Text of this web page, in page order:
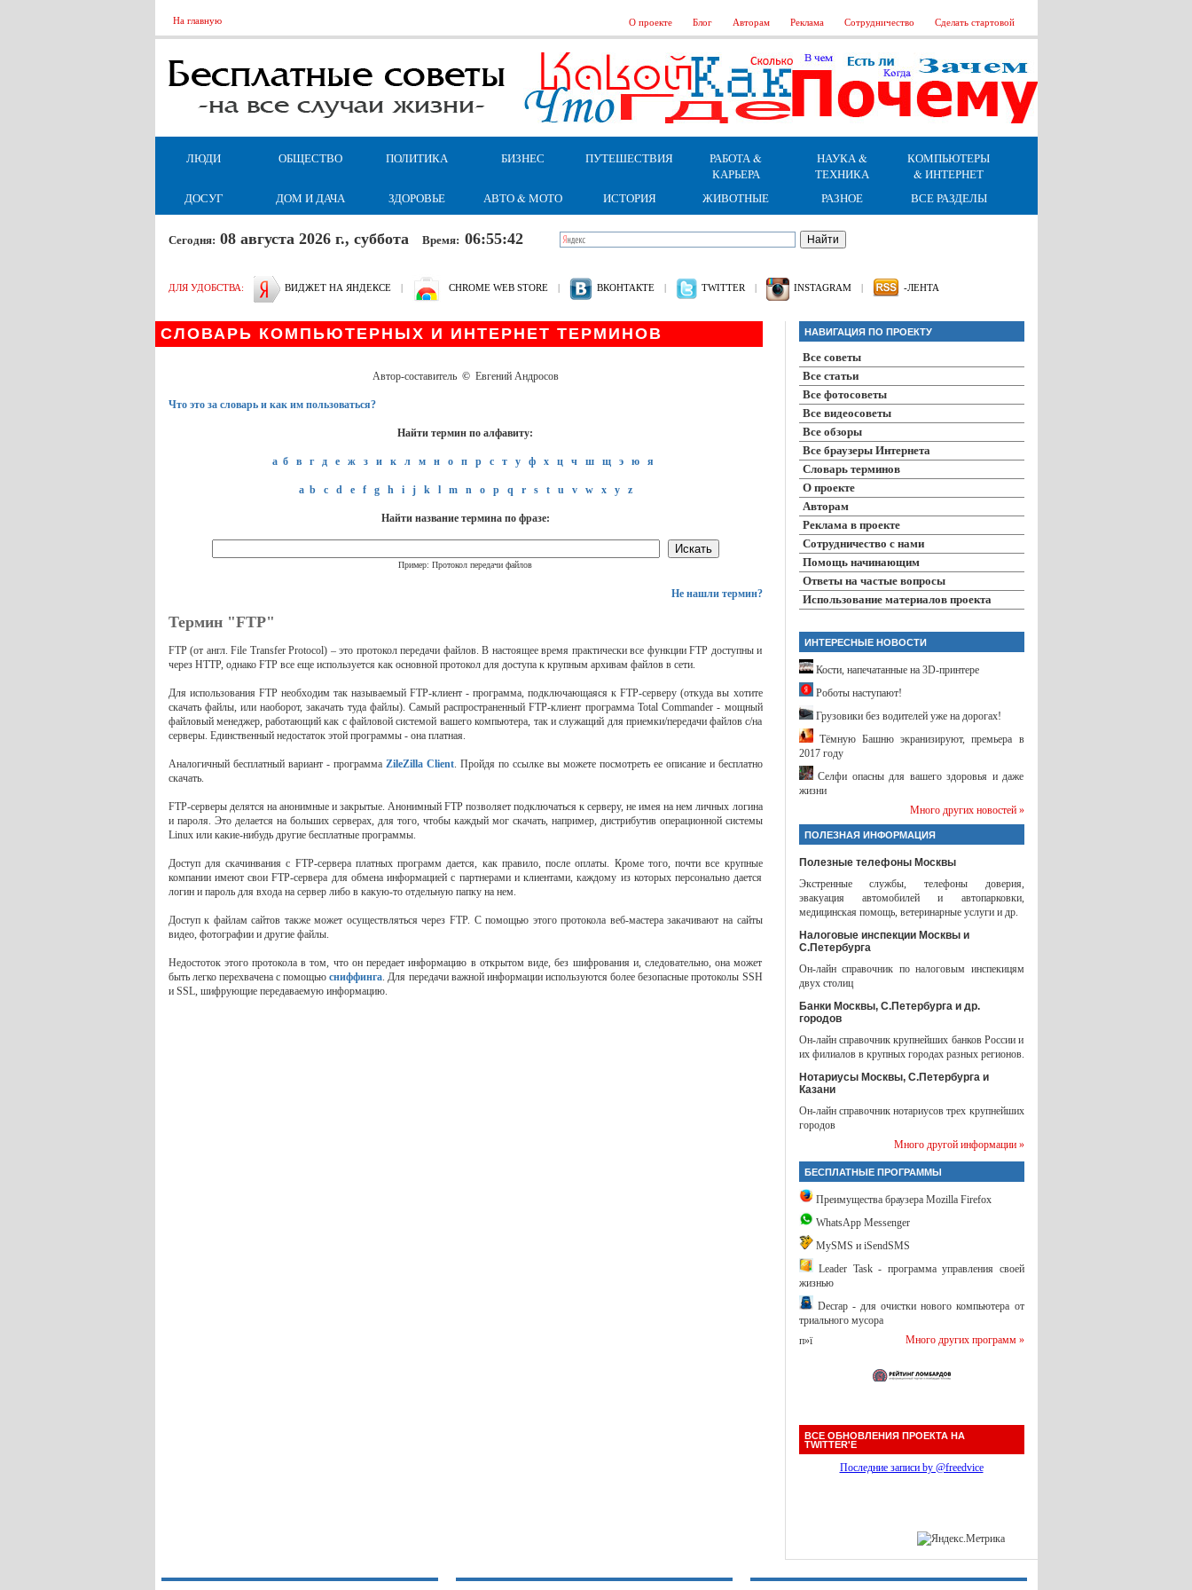
На главную О проекте Блог Авторам Реклама Сотрудничество Сделать стартовой
ЛЮДИ ОБЩЕСТВО ПОЛИТИКА БИЗНЕС ПУТЕШЕСТВИЯ
РАБОТА &
КАРЬЕРА
НАУКА &
ТЕХНИКА
КОМПЬЮТЕРЫ
& ИНТЕРНЕТ
ДОСУГ
ДОМ И ДАЧА ЗДОРОВЬЕ АВТО & МОТО ИСТОРИЯ ЖИВОТНЫЕ РАЗНОЕ ВСЕ РАЗДЕЛЫ
Сегодня: 08 августа 2026 г., суббота Время: 06:55:43
ДЛЯ УДОБСТВА: ВИДЖЕТ НА ЯНДЕКСЕ | CHROME WEB STORE | ВКОНТАКТЕ | TWITTER | INSTAGRAM | -ЛЕНТА
СЛОВАРЬ КОМПЬЮТЕРНЫХ И ИНТЕРНЕТ ТЕРМИНОВ
Автор-составитель ©Евгений Андросов
Что это за словарь и как им пользоваться?
Найти термин по алфавиту:
а б в г д е ж з и к л м н о п р с т у ф х ц ч ш щ э ю я
a b c d e f g h i j k l m n o p q r s t u v w x y z
Найти название термина по фразе:
Пример: Протокол передачи файлов
Не нашли термин?
Термин "FTP"
FTP (от англ. File Transfer Protocol) – это протокол передачи файлов. В настоящее время практически все функции FTP доступны и
через HTTP, однако FTP все еще используется как основной протокол для доступа к крупным архивам файлов в сети.
Для использования FTP необходим так называемый FTP-клиент - программа, подключающаяся к FTP-серверу (откуда вы хотите
скачать файлы, или наоборот, закачать туда файлы). Самый распространенный FTP-клиент программа Total Commander - мощный
файловый менеджер, работающий как с файловой системой вашего компьютера, так и служащий для приемки/передачи файлов с/на
серверы. Единственный недостаток этой программы - она платная.
Аналогичный бесплатный вариант - программа ZileZilla Client. Пройдя по ссылке вы можете посмотреть ее описание и бесплатно
скачать.
FTP-серверы делятся на анонимные и закрытые. Анонимный FTP позволяет подключаться к серверу, не имея на нем личных логина
и пароля. Это делается на больших серверах, для того, чтобы каждый мог скачать, например, дистрибутив операционной системы
Linux или какие-нибудь другие бесплатные программы.
Доступ для скачинвания с FTP-сервера платных программ дается, как правило, после оплаты. Кроме того, почти все крупные
компании имеют свои FTP-сервера для обмена информацией с партнерами и клиентами, каждому из которых персонально дается
логин и пароль для входа на сервер либо в какую-то отдельную папку на нем.
Доступ к файлам сайтов также может осуществляться через FTP. С помощью этого протокола веб-мастера закачивают на сайты
видео, фотографии и другие файлы.
Недостоток этого протокола в том, что он передает информацию в открытом виде, без шифрования и, следовательно, она может
быть легко перехвачена с помощьюсниффинга. Для передачи важной информации используются более безопасные протоколы SSH
и SSL, шифрующие передаваемую информацию.
НАВИГАЦИЯ ПО ПРОЕКТУ
Все советы
Все статьи
Все фотосоветы
Все видеосоветы
Все обзоры
Все браузеры Интернета
Словарь терминов
О проекте
Авторам
Реклама в проекте
Сотрудничество с нами
Помощь начинающим
Ответы на частые вопросы
Использование материалов проекта
ИНТЕРЕСНЫЕ НОВОСТИ
Кости, напечатанные на 3D-принтере
Роботы наступают!
Грузовики без водителей уже на дорогах!
Тёмную Башню экранизируют, премьера в
2017 году
Селфи опасны для вашего здоровья и даже
жизни
Много других новостей »
ПОЛЕЗНАЯ ИНФОРМАЦИЯ
Полезные телефоны Москвы
Экстренные службы, телефоны доверия,
эвакуация автомобилей и автопарковки,
медицинская помощь, ветеринарные услуги и др.
Налоговые инспекции Москвы и
С.Петербурга
Он-лайн справочник по налоговым инспекицям
двух столиц
Банки Москвы, С.Петербурга и др.
городов
Он-лайн справочник крупнейших банков России и
их филиалов в крупных городах разных регионов.
Нотариусы Москвы, С.Петербурга и
Казани
Он-лайн справочник нотариусов трех крупнейших
городов
Много другой информации »
БЕСПЛАТНЫЕ ПРОГРАММЫ
Преимущества браузера Mozilla Firefox
WhatsApp Messenger
MySMS и iSendSMS
Leader Task - программа управления своей
жизнью
Decrap - для очистки нового компьютера от
триального мусора
Много других программ »
п»ї
ВСЕ ОБНОВЛЕНИЯ ПРОЕКТА НА
TWITTER'Е
Последние записи by @freedvice